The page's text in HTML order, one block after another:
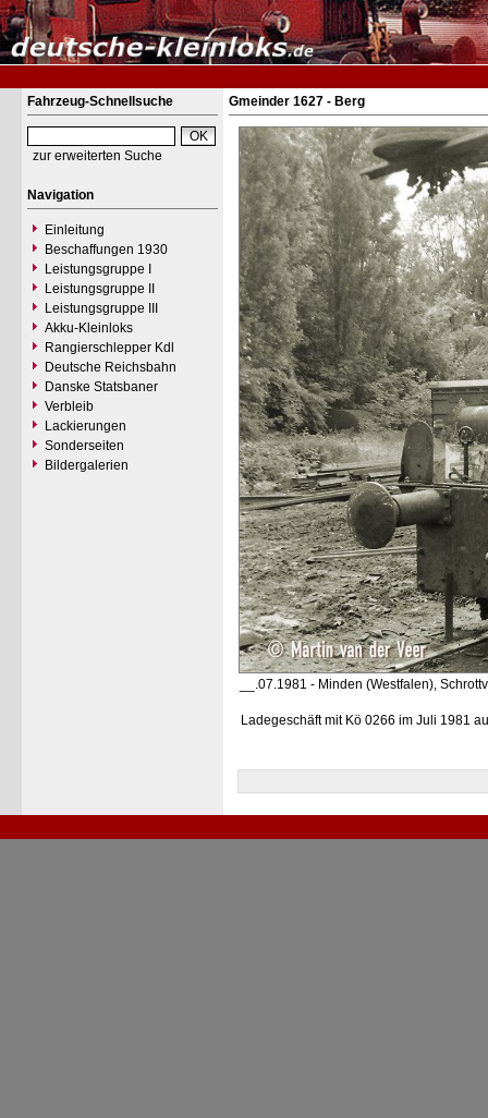
Fahrzeug-Schnellsuche
zur erweiterten Suche
Navigation
Einleitung
Beschaffungen 1930
Leistungsgruppe I
Leistungsgruppe II
Leistungsgruppe III
Akku-Kleinloks
Rangierschlepper Kdl
Deutsche Reichsbahn
Danske Statsbaner
Verbleib
Lackierungen
Sonderseiten
Bildergalerien
Gmeinder 1627 - Berg
__.07.1981 - Minden (Westfalen),
Ladegeschäft mit Kö 0266 im Juli 1981